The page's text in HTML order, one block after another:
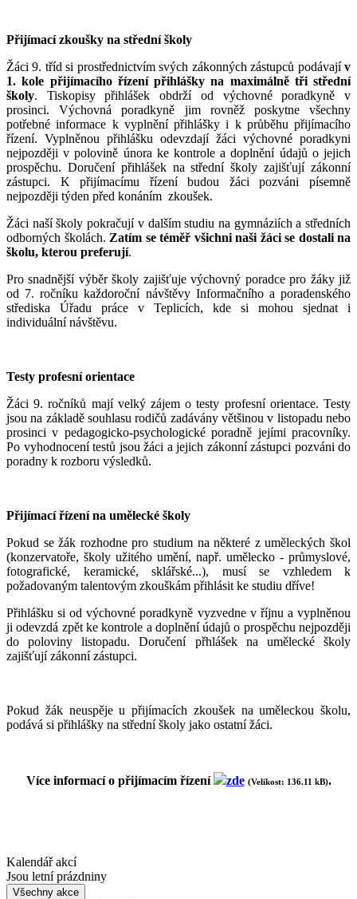
Přijímací zkoušky na střední školy
Žáci 9. tříd si prostřednictvím svých zákonných zástupců podávajív
1. kole přijímacího řízení přihlášky na maximálně tři střední
školy. Tiskopisy přihlášek obdrží od výchovné poradkyně v
prosinci. Výchovná poradkyně jim rovněž poskytne všechny
potřebné informace k vyplnění přihlášky i k průběhu přijímacího
řízení. Vyplněnou přihlášku odevzdají žáci výchovné poradkyni
nejpozději v polovině února ke kontrole a doplnění údajů o jejich
prospěchu. Doručení přihlášek na střední školy zajišťují zákonní
zástupci. K přijímacímu řízení budou žáci pozváni písemně
nejpozději týden před konáním zkoušek.
Žáci naší školy pokračují v dalším studiu na gymnáziích a středních
odborných školách. Zatím se téměř všichni naši žáci se dostali na
školu, kterou preferují.
Pro snadnější výběr školy zajišťuje výchovný poradce pro žáky již
od 7. ročníku každoroční návštěvy Informačního a poradenského
střediska Úřadu práce v Teplicích, kde si mohou sjednat i
individuální návštěvu.
Testy profesní orientace
Žáci 9. ročníků mají velký zájem o testy profesní orientace. Testy
jsou na základě souhlasu rodičů zadávány většinou v listopadu nebo
prosinci v pedagogicko-psychologické poradně jejími pracovníky.
Po vyhodnocení testů jsou žáci a jejich zákonní zástupci pozváni do
poradny k rozboru výsledků.
Přijímací řízení na umělecké školy
Pokud se žák rozhodne pro studium na některé z uměleckých škol
(konzervatoře, školy užitého umění, např. umělecko - průmyslové,
fotografické, keramické, sklářské...), musí se vzhledem k
požadovaným talentovým zkouškám přihlásit ke studiu dříve!
Přihlášku si od výchovné poradkyně vyzvedne v říjnu a vyplněnou
ji odevzdá zpět ke kontrole a doplnění údajů o prospěchu nejpozději
do poloviny listopadu. Doručení přhlášek na umělecké školy
zajišťují zákonní zástupci.
Pokud žák neuspěje u přijímacích zkoušek na uměleckou školu,
podává si přihlášky na střední školy jako ostatní žáci.
Více informací o přijímacím řízení zde (Velikost: 136.11 kB).
Kalendář akcí
Jsou letní prázdniny
Všechny akce